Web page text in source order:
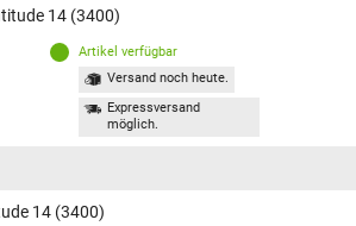
14 (3400)
Artikel verfügbar
Versand noch heute.
Expressversand
möglich.
14 (3400)